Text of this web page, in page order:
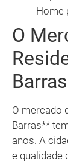
Home
O
Barras
O mercado
Barras**
anos. A
e qualidade